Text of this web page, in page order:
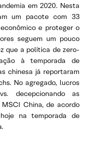
em 2020. Nesta
um pacote com 33
e proteger o
seguem um pouco
que a política de zero-
à temporada de
chinesa já reportaram
No agregado, lucros
decepcionando as
China, de acordo
na temporada de